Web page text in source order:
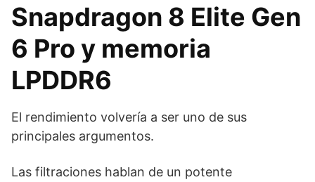
Snapdragon 8 Elite Gen
6 Pro y memoria
LPDDR6
El rendimiento volvería a ser uno de sus
principales argumentos.
Las filtraciones hablan de un potente